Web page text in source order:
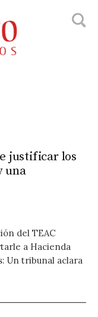
justificar los
una
del TEAC
a Hacienda
Un tribunal aclara